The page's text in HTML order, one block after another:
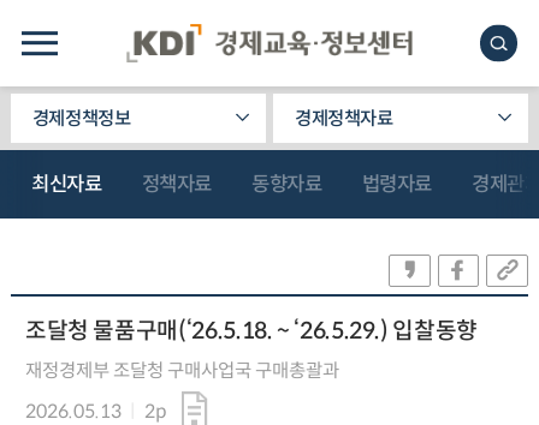
경제정책정보 경제정책자료
최신자료 정책자료 동향자료 법령자료 경제관
조달청 물품구매(‘26.5.18. ~ ‘26.5.29.) 입찰동향
재정경제부 조달청 구매사업국 구매총괄과
2026.05.13
2p